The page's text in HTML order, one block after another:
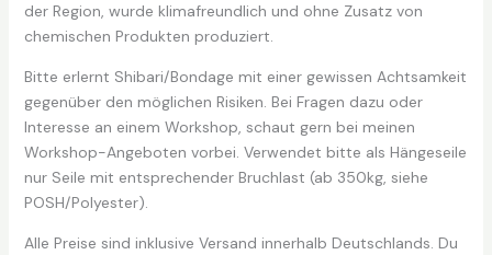
der Region, wurde klimafreundlich und ohne Zusatz von
chemischen Produkten produziert.
Bitte erlernt Shibari/Bondage mit einer gewissen Achtsamkeit
gegenüber den möglichen Risiken. Bei Fragen dazu oder
Interesse an einem Workshop, schaut gern bei meinen
Workshop-Angeboten vorbei. Verwendet bitte als Hängeseile
nur Seile mit entsprechender Bruchlast (ab 350kg, siehe
POSH/Polyester).
Alle Preise sind inklusive Versand innerhalb Deutschlands. Du